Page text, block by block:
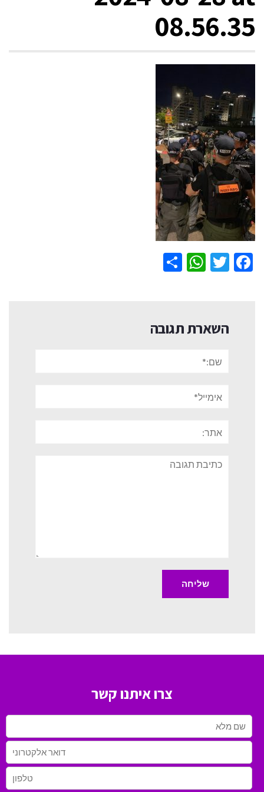
08.56.35
Facebook
Twitter
WhatsApp
השארת תגובה
תגובה
צרו איתנו קשר